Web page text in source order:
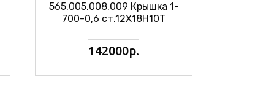
565.005.008.009 Крышка 1-
700-0,6 ст.12Х18Н10Т
142000р.